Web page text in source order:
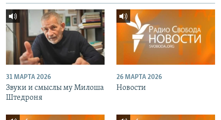
31 МАРТА 2026
Звуки и смыслы му Милоша
Штедроня
26 МАРТА 2026
Новости